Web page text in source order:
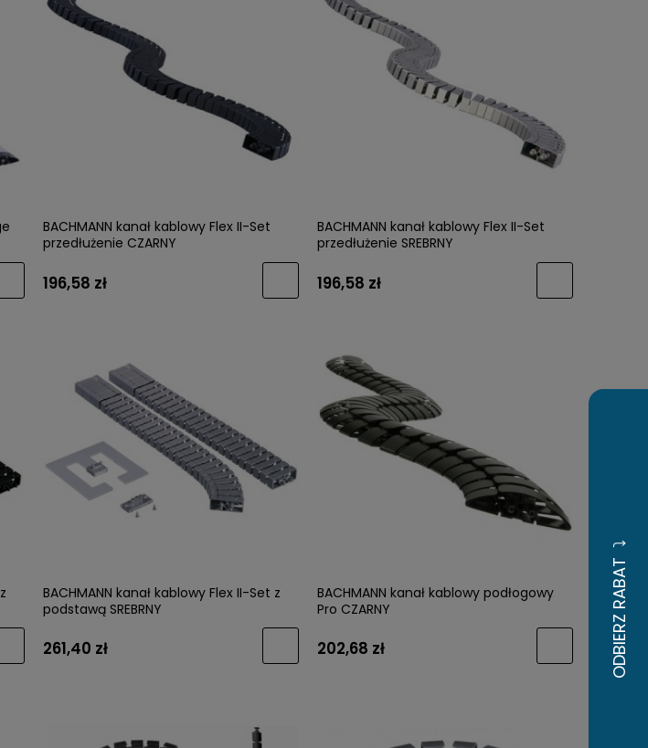
BACHMANN kanał kablowy Flex II-Set
przedłużenie CZARNY
196,58 zł
BACHMANN kanał kablowy Flex II-Set
przedłużenie SREBRNY
196,58 zł
BACHMANN kanał kablowy Flex II-Set z
podstawą SREBRNY
261,40 zł
BACHMANN kanał kablowy podłogowy
Pro CZARNY
202,68 zł